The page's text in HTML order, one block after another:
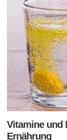
Vitamine und
Ernährung